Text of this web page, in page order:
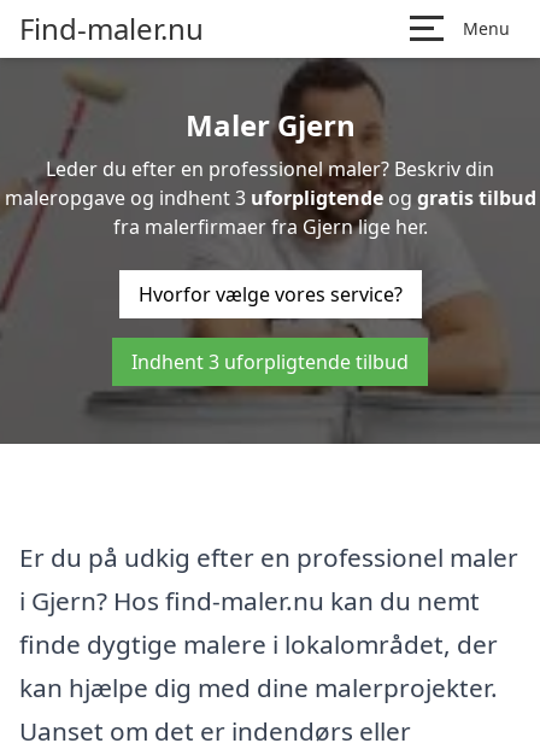
Find-maler.nu Menu
Maler Gjern
Leder du efter en professionel maler? Beskriv din
maleropgave og indhent 3 uforpligtendeog gratis tilbud
fra malerfirmaer fra Gjern lige her.
Hvorfor vælge vores service?
Indhent 3 uforpligtende tilbud
Er du på udkig efter en professionel maler
i Gjern? Hos find-maler.nu kan du nemt
finde dygtige malere i lokalområdet, der
kan hjælpe dig med dine malerprojekter.
Uanset om det er indendørs eller